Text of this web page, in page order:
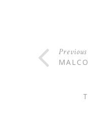
Previous